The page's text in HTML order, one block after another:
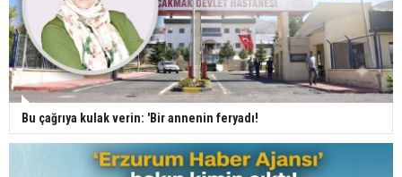
Bu çağrıya kulak verin: 'Bir annenin feryadı!